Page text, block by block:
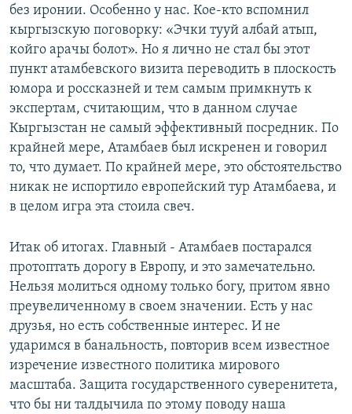
без иронии. Особенно у нас. Кое-кто вспомнил
кыргызскую поговорку: «Эчки тууй албай атып,
койго арачы болот». Но я лично не стал бы этот
пункт атамбевского визита переводить в плоскость
юмора и россказней и тем самым примкнуть к
экспертам, считающим, что в данном случае
Кыргызстан не самый эффективный посредник. По
крайней мере, Атамбаев был искренен и говорил
то, что думает. По крайней мере, это обстоятельство
никак не испортило европейский тур Атамбаева, и
в целом игра эта стоила свеч.
Итак об итогах. Главный - Атамбаев постарался
протоптать дорогу в Европу, и это замечательно.
Нельзя молиться одному только богу, притом явно
преувеличенному в своем значении. Есть у нас
друзья, но есть собственные интерес. И не
ударимся в банальность, повторив всем известное
изречение известного политика мирового
масштаба. Защита государственного суверенитета,
что бы ни талдычила по этому поводу наша